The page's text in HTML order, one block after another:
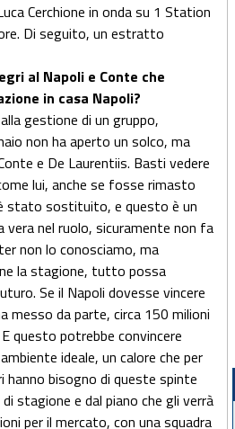
Cerchione in onda su 1 Station
Di seguito, un estratto
al Napoli e Conte che
in casa Napoli?
gestione di un gruppo,
non ha aperto un solco, ma
e De Laurentiis. Basti vedere
lui, anche se fosse rimasto
stato sostituito, e questo è un
nel ruolo, sicuramente non fa
non lo conosciamo, ma
la stagione, tutto possa
Se il Napoli dovesse vincere
messo da parte, circa 150 milioni
questo potrebbe convincere
ideale, un calore che per
bisogno di queste spinte
stagione e dal piano che gli verrà
per il mercato, con una squadra